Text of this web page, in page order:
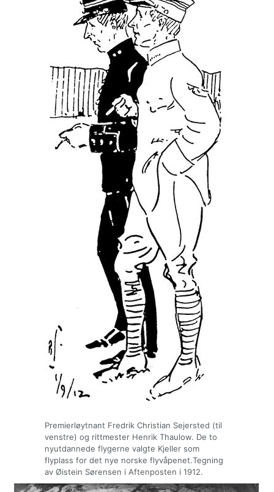
Premierløytnant Fredrik Christian Sejersted (til
venstre) og rittmester Henrik Thaulow. De to
nyutdannede flygerne valgte Kjeller som
flyplass for det nye norske flyvåpenet.Tegning
av Øistein Sørensen i Aftenposten i 1912.